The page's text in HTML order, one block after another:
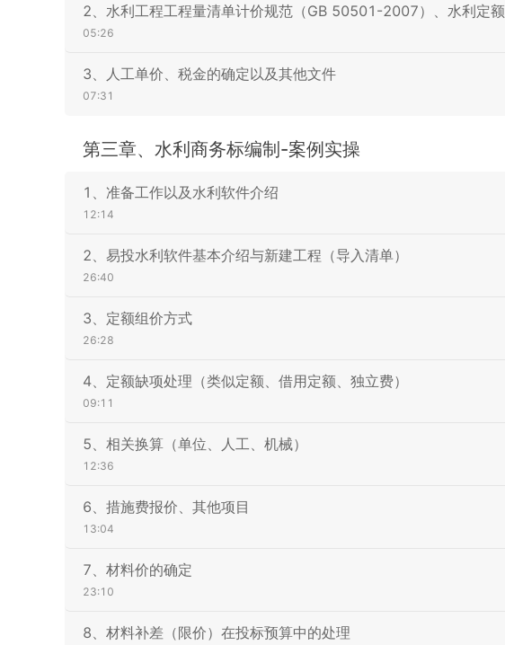
2、水利工程工程量清单计价规范（GB 50501-2007）、水利定额
05:26
3、人工单价、税金的确定以及其他文件
07:31
第三章、水利商务标编制-案例实操
1、准备工作以及水利软件介绍
12:14
2、易投水利软件基本介绍与新建工程（导入清单）
26:40
3、定额组价方式
26:28
4、定额缺项处理（类似定额、借用定额、独立费）
09:11
5、相关换算（单位、人工、机械）
12:36
6、措施费报价、其他项目
13:04
7、材料价的确定
23:10
8、材料补差（限价）在投标预算中的处理